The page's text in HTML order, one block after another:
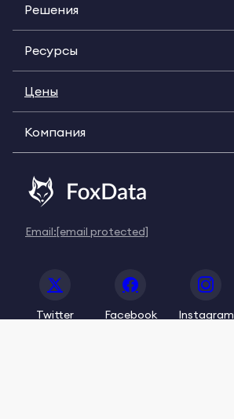
Решения
Ресурсы
Цены
Компания
Email:[email protected]
Twitter Facebook Instagram